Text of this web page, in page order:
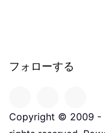
フォローする
Copyright © 2009 -